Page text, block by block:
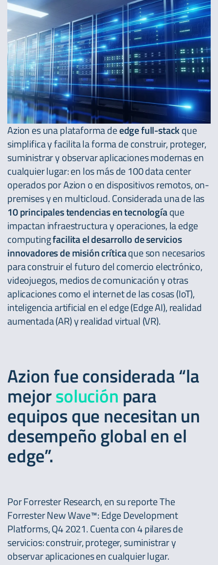
Azion es una plataforma deedge full-stackque
simplifica y facilita la forma de construir, proteger,
suministrar y observar aplicaciones modernas en
cualquier lugar: en los más de 100 data center
operados por Azion o en dispositivos remotos, on-
premises y en multicloud. Considerada una de las
10 principales tendencias en tecnologíaque
impactan infraestructura y operaciones, la edge
computingfacilita el desarrollo de servicios
innovadores de misión críticaque son necesarios
para construir el futuro del comercio electrónico,
videojuegos, medios de comunicación y otras
aplicaciones como el internet de las cosas (IoT),
inteligencia artificial en el edge (Edge AI), realidad
aumentada (AR) y realidad virtual (VR).
Azion fue considerada “la
mejorsolución para
equipos que necesitan un
desempeño global en el
edge”.
Por Forrester Research, en su reporte The
Forrester New Wave™: Edge Development
Platforms, Q4 2021. Cuenta con 4 pilares de
servicios: construir, proteger, suministrar y
observar aplicaciones en cualquier lugar.